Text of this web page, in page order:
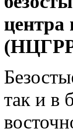
центра
так и в